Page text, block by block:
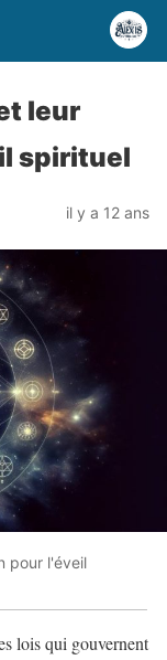
leur
spirituel
il y a 12 ans
pour l'éveil
lois qui gouvernent